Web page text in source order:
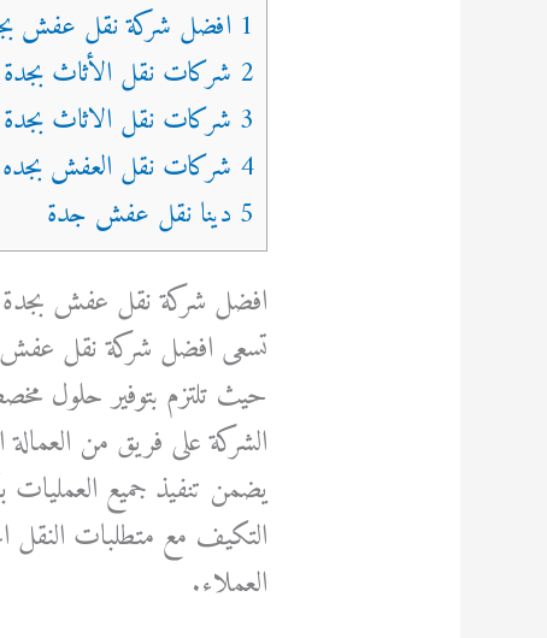
1 افضل شركة نقل عفش بجدة عمالة فلبينية
2 شركات نقل الأثاث بجدة
3 شركات نقل الاثاث بجدة
4 شركات نقل العفش بجده
5 دينا نقل عفش جدة
افضل شركة نقل عفش بجدة
تسعى افضل شركة نقل عفش
حيث تلتزم بتوفير حلول
الشركة على فريق من العمالة
يضمن تنفيذ جميع العمليات
التكيف مع متطلبات النقل
العملاء.